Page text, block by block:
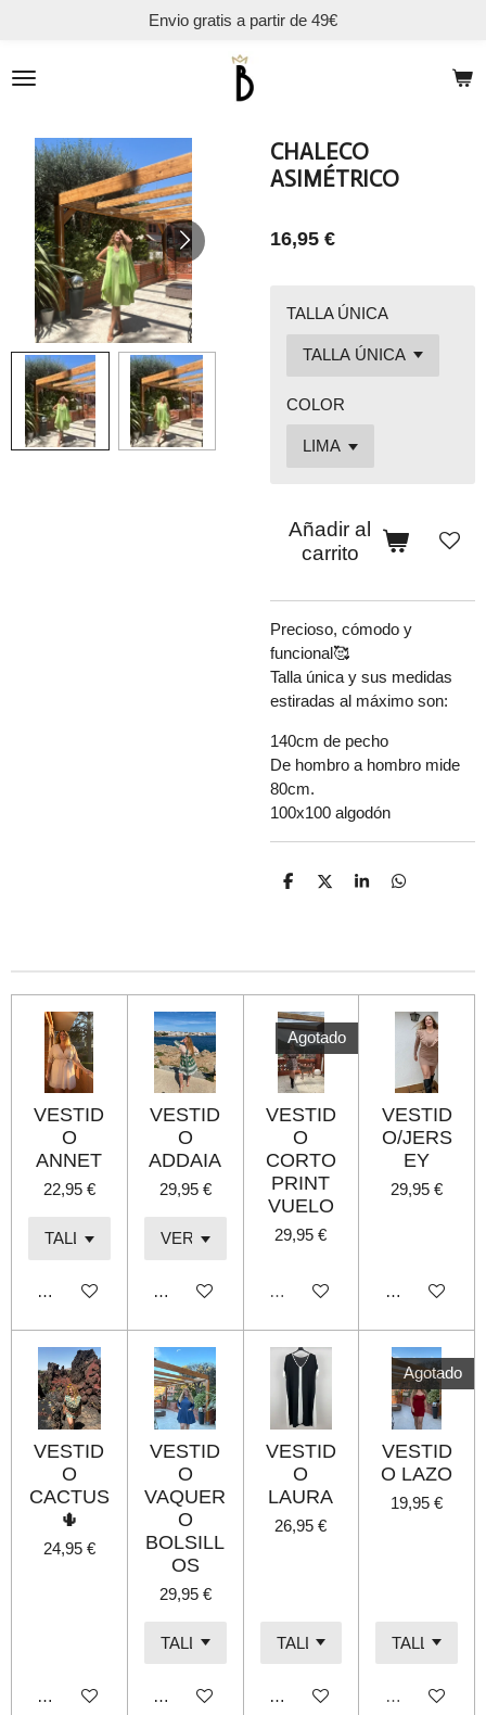
contenido
Envio gratis a partir de 49€
CHALECO
ASIMÉTRICO
16,95 €
TALLA ÚNICA
COLOR
Añadir al
carrito
Precioso, cómodo y
funcional🥰
Talla única y sus medidas
estiradas al máximo son:
140cm de pecho
De hombro a hombro mide
80cm.
100x100 algodón
C
r
r
C
r
r
C
r
C
r
r
VESTID
O
ANNET
22,95 €
Añadir al carrito
VESTID
O
ADDAIA
29,95 €
Añadir al carrito
Agotado
VESTID
O
CORTO
PRINT
VUELO
29,95 €
Agotado
VESTID
O/JERS
EY
29,95 €
Añadir al
VESTID
O
CACTUS
🌵
24,95 €
Añadir al carrito
VESTID
O
VAQUER
O
BOLSILL
OS
29,95 €
Añadir al carrito
VESTID
O
LAURA
26,95 €
Añadir al carrito
Agotado
VESTID
O LAZO
19,95 €
Agotado